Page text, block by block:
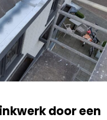
door een